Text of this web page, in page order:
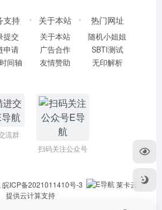
支持
提交
申请
间轴
关于本站
关于本站
广告合作
友情赞助
热门网址
随机小姐姐
SBTI测试
无印解析
流群
扫码关注公众号
皖ICP备2021011410号-3
莱卡云
提供云计算支持